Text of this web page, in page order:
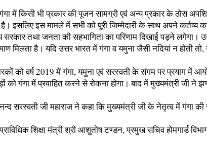
में किसी भी प्रकार की पूजन सामग्री एवं अन्य प्रकार के ठोस
है। इसलिए इस मामले में सभी को पूरी जिम्मेदारी के साथ अपने कर्तव्य
तथा जनता की सहभागिता का परिणाम दिखाई पड़ने लगेगा।
है। यदि उत्तर भारत में गंगा व यमुना जैसी नदियां न होती
को वर्ष 2019 में गंगा, यमुना एवं सरस्वती के संगम पर प्रयाग में
गंगा में प्रवाहित करने से रोकना होगा। बाद में मुख्यमंत्री जी ने
सरस्वती जी महाराज ने कहा कि मुख्यमंत्री जी के नेतृत्व में गंगा
शिक्षा मंत्री श्री आशुतोष टण्डन, प्रमुख सचिव होमगार्ड